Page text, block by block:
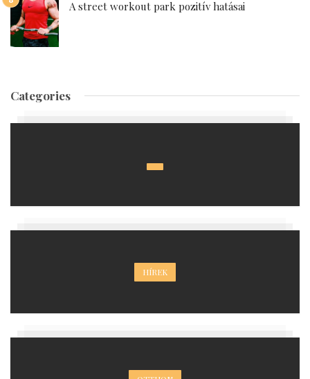
A street workout park pozitív hatásai
Categories
HÍREK